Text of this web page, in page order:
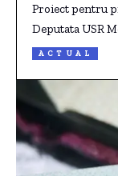
Proiect pentru
Deputata USR
ACTUAL